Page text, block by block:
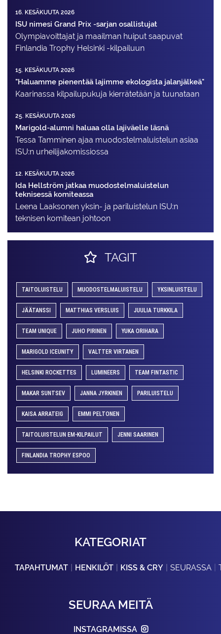
16. KESÄKUUTA 2026
ISU nimesi Grand Prix -sarjan osallistujat
Olympiavoittajat ja maailman huiput saapuvat
Finlandia Trophy Helsinki -kilpailuun
15. KESÄKUUTA 2026
"Haluamme pienentää lajimme ekologista jalanjälkeä"
Kaarinassa kilpailupukuja kierrätetään ja tuunataan
25. KESÄKUUTA 2026
Marigold-alumni haluaa olla lajiväelle läsnä
Tessa Tamminen ajaa muodostelma­luistelun asiaa
ISU:n urheilija­komissiossa
12. KESÄKUUTA 2026
Ida Hellström jatkaa muodostelmaluistelun
teknisessä komiteassa
Leena Laaksonen yksin- ja pariluistelun ISU:n
teknisen komitean johtoon
TAGIT
TAITOLUISTELU MUODOSTELMALUISTELU YKSINLUISTELU
JÄÄTANSSI MATTHIAS VERSLUIS JUULIA TURKKILA
TEAM UNIQUE JUHO PIRINEN YUKA ORIHARA
MARIGOLD ICEUNITY VALTTER VIRTANEN
HELSINKI ROCKETTES LUMINEERS TEAM FINTASTIC
MAKAR SUNTSEV JANNA JYRKINEN PARILUISTELU
KAISA ARRATEIG EMMI PELTONEN
TAITOLUISTELUN EM-KILPAILUT JENNI SAARINEN
FINLANDIA TROPHY ESPOO
KATEGORIAT
TAPAHTUMAT HENKILÖT KISS & CRY SEURASSA
SEURAA MEITÄ
INSTAGRAMISSA